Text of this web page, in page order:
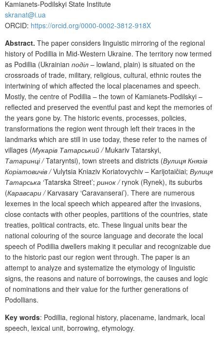
Kamianets-Podilskyi State Institute
skranat@i.ua
ORCID: https://orcid.org/0000-0002-3812-918X
Abstract. The paper considers linguistic mirroring of the regional
history of Podillia in Mid-Western Ukraine. The territory now termed
as Podillia (Ukrainian поділ – lowland, plain) is situated on the
crossroads of trade, military, religious, cultural, ethnic routes the
intertwining of which affected the local placenames and speech.
Mostly, the centre of Podillia – the town of Kamianets-Podilskyi –
reflected and preserved the eventful past and kept the memories of
the years gone by. The historic events, processes, policies,
transformations the region went through left their traces in the
landmarks which are still in use today, these refer to the names of
villages (Мукарів Татарський /Mukariv Tatarskyi,
Татаринці /Tataryntsi), town streets and districts (Вулиця Князів
Коріатовичів /Vulytsia Kniaziv Koriatovychiv – Karijotaičiai; Вулиця
Татарська ‘Tatarska Street’; ринок /rynok (Rynek), its suburbs
(Каравсари/ Karvasary ‘Caravanserai’). There are numerous
lexemes in the local speech which appeared after the invasions,
close contacts with other peoples, partitions of the countries, state
treaties, political contracts, etc. These lingual units bear the
national colouring of the source language and decorate the local
speech of Podillia dwellers making it peculiar and recognizable due
to the historic past our region went through. The paper is an
attempt to analyze and systematize the etymology of linguistic
signs, the reasons and nature of borrowings, the causes and logic
of nominations and their value for the further generations of
Podollians.
Key words: Podillia, regional history, placename, landmark, local
speech, lexical unit, borrowing, etymology.